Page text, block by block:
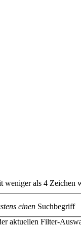
weniger als 4 Zeichen
einen Suchbegriff
aktuellen Filter-